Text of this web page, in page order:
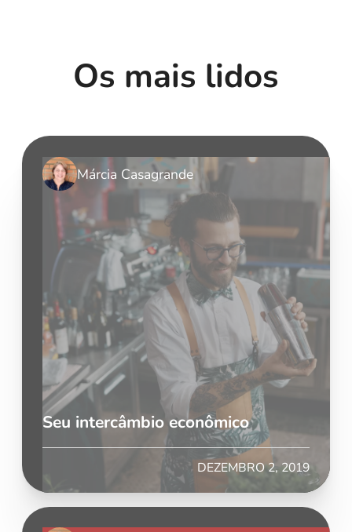
Os mais lidos
Márcia Casagrande
Seu intercâmbio econômico
DEZEMBRO 2, 2019